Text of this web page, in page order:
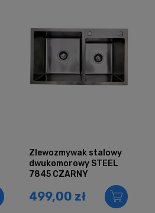
Zlewozmywak stalowy
dwukomorowy STEEL
7845 CZARNY
499,00 zł